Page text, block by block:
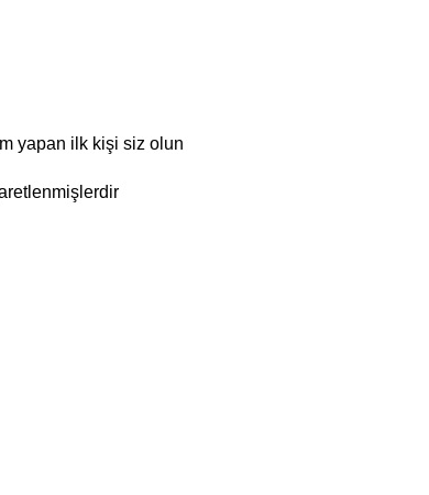
yapan ilk kişi siz olun